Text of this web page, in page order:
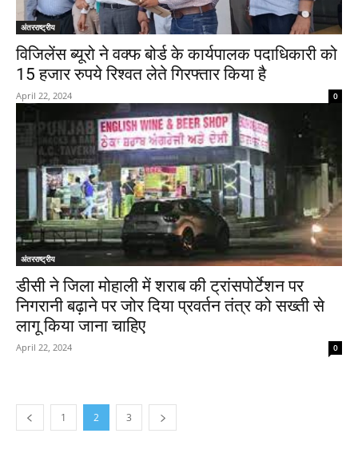
अंतरराष्ट्रीय
विजिलेंस ब्यूरो ने वक्फ बोर्ड के कार्यपालक पदाधिकारी को
15 हजार रुपये रिश्वत लेते गिरफ्तार किया है
April 22, 2024 0
अंतरराष्ट्रीय
डीसी ने जिला मोहाली में शराब की ट्रांसपोर्टेशन पर
निगरानी बढ़ाने पर जोर दिया प्रवर्तन तंत्र को सख्ती से
लागू किया जाना चाहिए
April 22, 2024 0
1 2 3